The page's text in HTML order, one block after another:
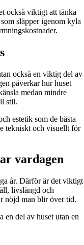
också viktigt att tänka
släpper igenom kyla
också en viktig del av
påverkar hur huset
medan mindre
stil.
estetik som de bästa
tekniskt och visuellt för
vardagen
år. Därför är det viktigt
livslängd och
nöjd man blir över tid.
en del av huset utan en